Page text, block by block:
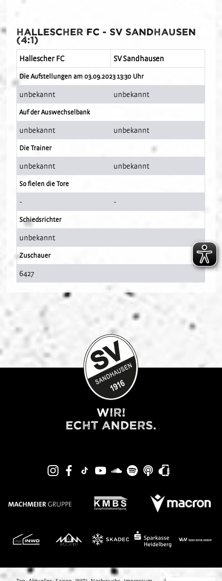
Hallescher FC - SV Sandhausen
(4:1)
Hallescher FC SV Sandhausen
Die Aufstellungen am 03.09.2023 13:30 Uhr
unbekannt unbekannt
Auf der Auswechselbank
unbekannt unbekannt
Die Trainer
unbekannt unbekannt
So fielen die Tore
- -
Schiedsrichter
unbekannt
Zuschauer
6427